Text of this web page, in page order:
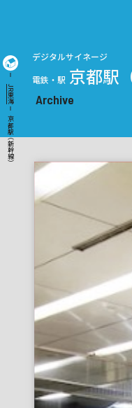
JR東海
京都駅（新幹線）
デジタルサイネージ
電鉄・駅 京都駅